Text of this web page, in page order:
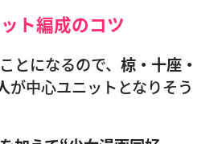
ト編成のコツ
とになるので、 椋・十座・
が中心ユニットとなりそう